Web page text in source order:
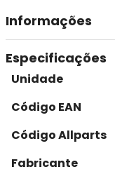
Informações
Especificações
Unidade
Código EAN
Código Allparts
Fabricante